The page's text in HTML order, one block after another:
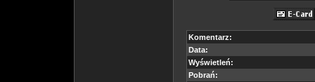
Komentarz:
Data:
Wyświetleń:
Pobrań: